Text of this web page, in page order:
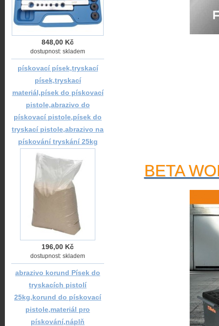
BETA
848,00 Kč
dostupnost: skladem
pískovací písek,tryskací
písek,tryskací
materiál,písek do pískovací
pistole,abrazivo do
pískovací pistole,písek do
tryskací pistole,abrazivo na
pískování tryskání 25kg
196,00 Kč
dostupnost: skladem
abrazivo korund Písek do
tryskacích pistolí
25kg,korund do pískovací
pistole,materiál pro
pískování,náplň